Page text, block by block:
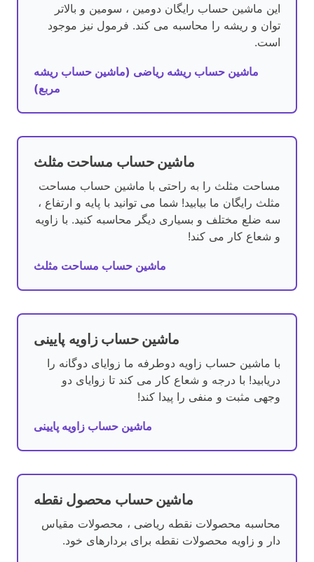
این ماشین حساب رایگان دومین ، سومین و بالاتر
توان و ریشه را محاسبه می کند. فرمول نیز موجود
است.
ماشین حساب ریشه ریاضی (ماشین حساب ریشه
مربع)
ماشین حساب مساحت مثلث
مساحت مثلث را به راحتی با ماشین حساب مساحت
مثلث رایگان ما بیابید! شما می توانید با پایه و ارتفاع ،
سه ضلع مختلف و بسیاری دیگر محاسبه کنید. با زاویه
و شعاع کار می کند!
ماشین حساب مساحت مثلث
ماشین حساب زاویه پایینی
با ماشین حساب زاویه دوطرفه ما زوایای دوگانه را
دریابید! با درجه و شعاع کار می کند تا زوایای دو
وجهی مثبت و منفی را پیدا کند!
ماشین حساب زاویه پایینی
ماشین حساب محصول نقطه
محاسبه محصولات نقطه ریاضی ، محصولات مقیاس
دار و زاویه محصولات نقطه برای بردارهای خود.